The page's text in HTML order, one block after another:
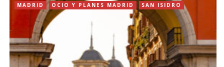
MADRID OCIO Y PLANES MADRID SAN ISIDRO